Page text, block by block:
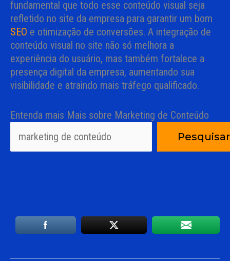
fundamental que todo esse conteúdo visual seja
refletido no site da empresa para garantir um bom
SEO e otimização de conversões. A integração de
conteúdo visual no site não só melhora a
experiência do usuário, mas também fortalece a
presença digital da empresa, aumentando sua
visibilidade e atraindo mais tráfego qualificado.
Entenda mais Mais sobre Marketing de Conteúdo
Pesquisar